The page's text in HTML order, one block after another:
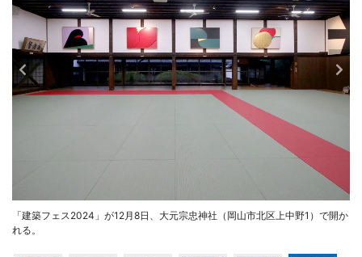
「建築フェス2024」が12月8日、大元宗忠神社（岡山市北区上中野1）で開か
れる。